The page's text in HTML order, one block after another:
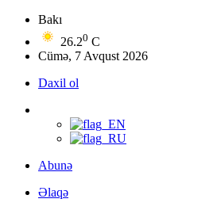
Bakı
26.20 C
Cümə, 7 Avqust 2026
Daxil ol
Abunə
Əlaqə